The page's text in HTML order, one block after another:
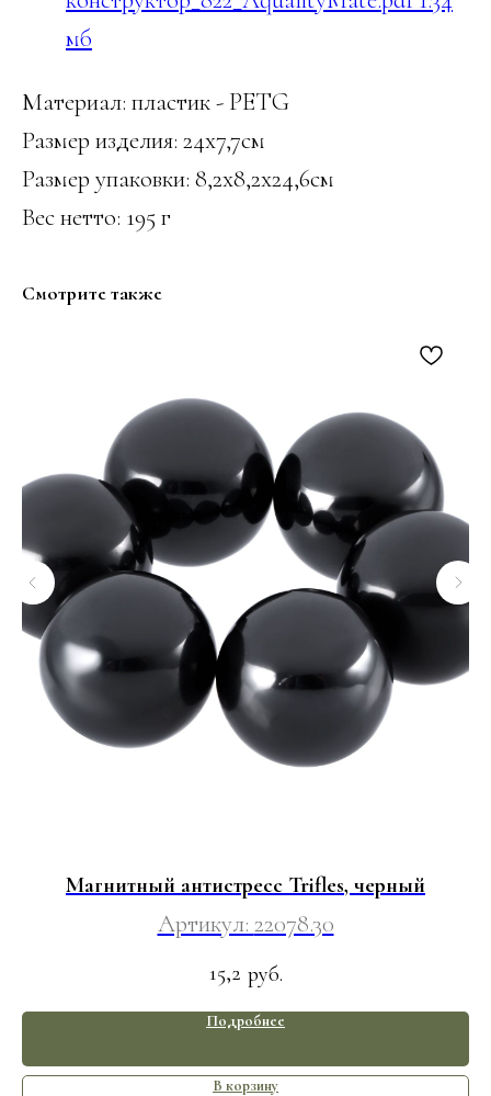
мб
Материал: пластик - PETG
Размер изделия: 24х7,7см
Размер упаковки: 8,2х8,2х24,6см
Вес нетто: 195 г
Смотрите также
Магнитный антистресс Trifles, черный
Артикул: 22078.30
15,2 руб.
Подробнее
В корзину